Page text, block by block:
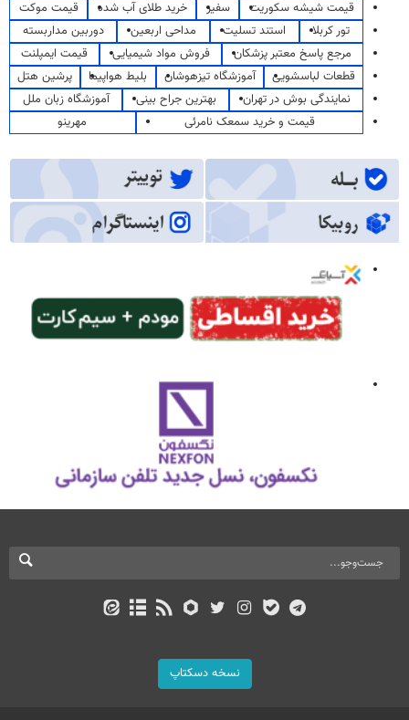
قیمت شیشه سکوریت سفیر خرید طلای آب شده
قیمت موکت
تور کربلا
استند تسلیت مداحی اربعین
دوربین مداربسته
مرجع پاسخ معتبر پزشکان
فروش مواد شیمیایی
قیمت ایمپلنت
قطعات لباسشویی
آموزشگاه تیزهوشان بلیط هواپیما
پرشین هتل
نمایندگی بوش در تهران
بهترین جراح بینی
آموزشگاه زبان ملل
قیمت و خرید سمعک نامرئی
مهرینو
نسخه دسکتاپ